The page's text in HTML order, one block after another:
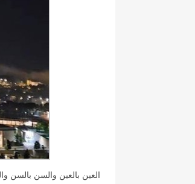
العين بالعين والسن بالسن